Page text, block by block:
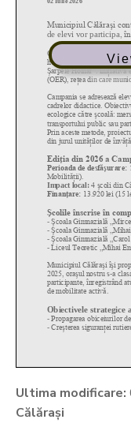
Ultima modificare:
Călărași